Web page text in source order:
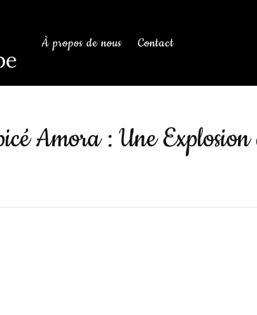
À propos de nous Contact
Amora : Une Explosion